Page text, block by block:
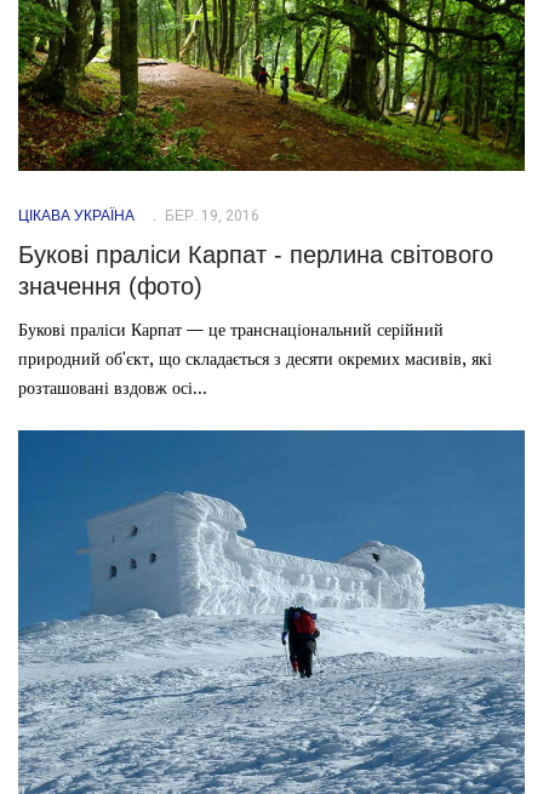
ЦІКАВА УКРАЇНА БЕР. 19, 2016
Букові праліси Карпат - перлина світового
значення (фото)
Букові праліси Карпат — це транснаціональний серійний
природний об'єкт, що складається з десяти окремих масивів, які
розташовані вздовж осі...